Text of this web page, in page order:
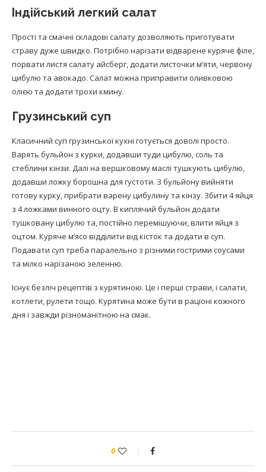
Індійський легкий салат
Прості та смачні складові салату дозволяють приготувати
страву дуже швидко. Потрібно нарізати відварене куряче філе,
порвати листя салату айсберг, додати листочки м’яти, червону
цибулю та авокадо. Салат можна приправити оливковою
олією та додати трохи кмину.
Грузинський суп
Класичний суп грузинської кухні готується доволі просто.
Варять бульйон з курки, додавши туди цибулю, соль та
стеблини кінзи. Далі на вершковому маслі тушкують цибулю,
додавши ложку борошна для густоти. З бульйону вийняти
готову курку, прибрати варену цибулину та кінзу. Збити 4 яйця
з 4 ложками винного оцту. В киплячий бульйон додати
тушковану цибулю та, постійно перемішуючи, влити яйця з
оцтом. Куряче м’ясо відділити від кісток та додати в суп.
Подавати суп треба паралельно з різними гострими соусами
та мілко нарізаною зеленню.
Існує безліч рецептів з курятиною. Це і перші страви, і салати,
котлети, рулети тощо. Курятина може бути в раціоні кожного
дня і завжди різноманітною на смак.
0